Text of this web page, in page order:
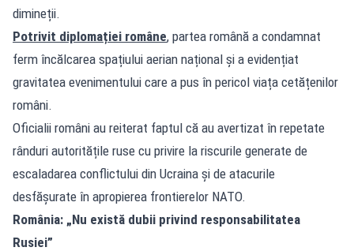
dimineții.
Potrivit diplomației române, partea română a condamnat
ferm încălcarea spațiului aerian național și a evidențiat
gravitatea evenimentului care a pus în pericol viața cetățenilor
români.
Oficialii români au reiterat faptul că au avertizat în repetate
rânduri autoritățile ruse cu privire la riscurile generate de
escaladarea conflictului din Ucraina și de atacurile
desfășurate în apropierea frontierelor NATO.
România: „Nu există dubii privind responsabilitatea
Rusiei”